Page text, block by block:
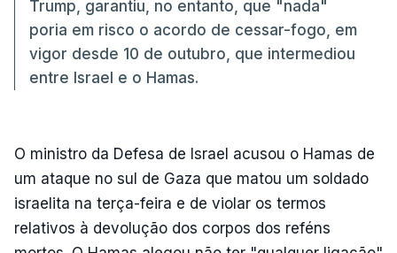
Trump, garantiu, no entanto, que "nada"
poria em risco o acordo de cessar-fogo, em
vigor desde 10 de outubro, que intermediou
entre Israel e o Hamas.
O ministro da Defesa de Israel acusou o Hamas de
um ataque no sul de Gaza que matou um soldado
israelita na terça-feira e de violar os termos
relativos à devolução dos corpos dos reféns